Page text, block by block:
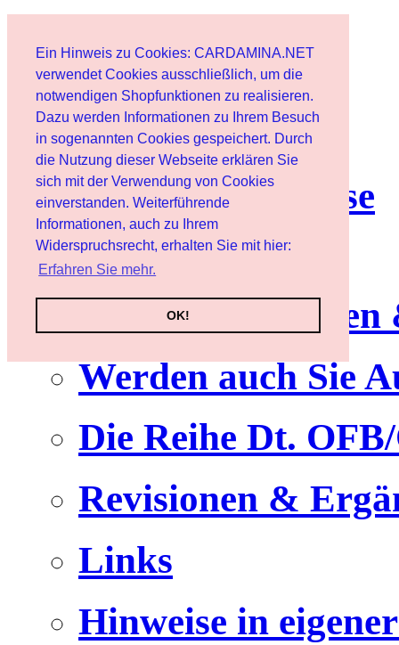
Ein Hinweis zu Cookies: CARDAMINA.NET
verwendet Cookies ausschließlich, um die
notwendigen Shopfunktionen zu realisieren.
Dazu werden Informationen zu Ihrem Besuch
in sogenannten Cookies gespeichert. Durch
die Nutzung dieser Webseite erklären Sie
sich mit der Verwendung von Cookies
einverstanden. Weiterführende
Informationen, auch zu Ihrem
Widerspruchsrecht, erhalten Sie mit hier:
Erfahren Sie mehr.
OK!
Benutzer
Newsletter
Nutzungshinweise
Service
Werden auch Sie
Die Reihe Dt.
Revisionen &
Links
Hinweise in